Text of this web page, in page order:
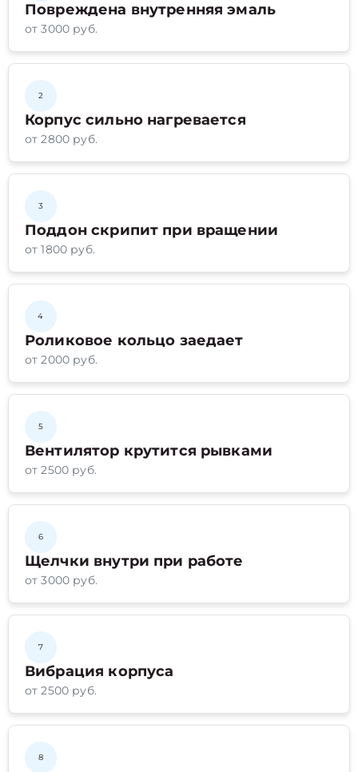
Повреждена внутренняя эмаль
от 3000 руб.
2
Корпус сильно нагревается
от 2800 руб.
3
Поддон скрипит при вращении
от 1800 руб.
4
Роликовое кольцо заедает
от 2000 руб.
5
Вентилятор крутится рывками
от 2500 руб.
6
Щелчки внутри при работе
от 3000 руб.
7
Вибрация корпуса
от 2500 руб.
8